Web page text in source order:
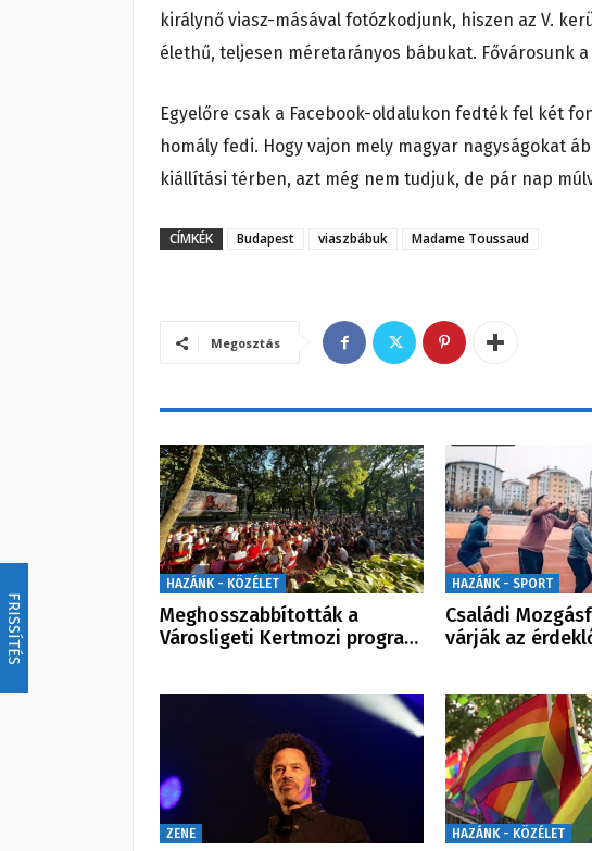
FRISSÍTÉS
királynő viasz-másával fotózkodjunk, hiszen az V.
élethű, teljesen méretarányos bábukat. Fővárosunk
Egyelőre csak a Facebook-oldalukon fedték fel két
homály fedi. Hogy vajon mely magyar nagyságokat
kiállítási térben, azt még nem tudjuk, de pár nap
CÍMKÉK Budapest viaszbábuk Madame Toussaud
Megosztás
HAZÁNK - KÖZÉLET
Meghosszabbították a
Városligeti Kertmozi progra…
HAZÁNK - SPORT
Családi
várják az
ZENE HAZÁNK - KÖZÉLET